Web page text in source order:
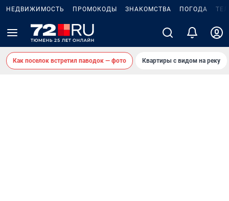
НЕДВИЖИМОСТЬ ПРОМОКОДЫ ЗНАКОМСТВА ПОГОДА
Как поселок встретил паводок — фото Квартиры с видом на реку